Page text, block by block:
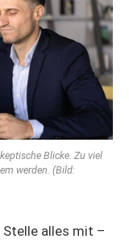
Blicke. Zu viel
werden. (Bild:
alles mit –